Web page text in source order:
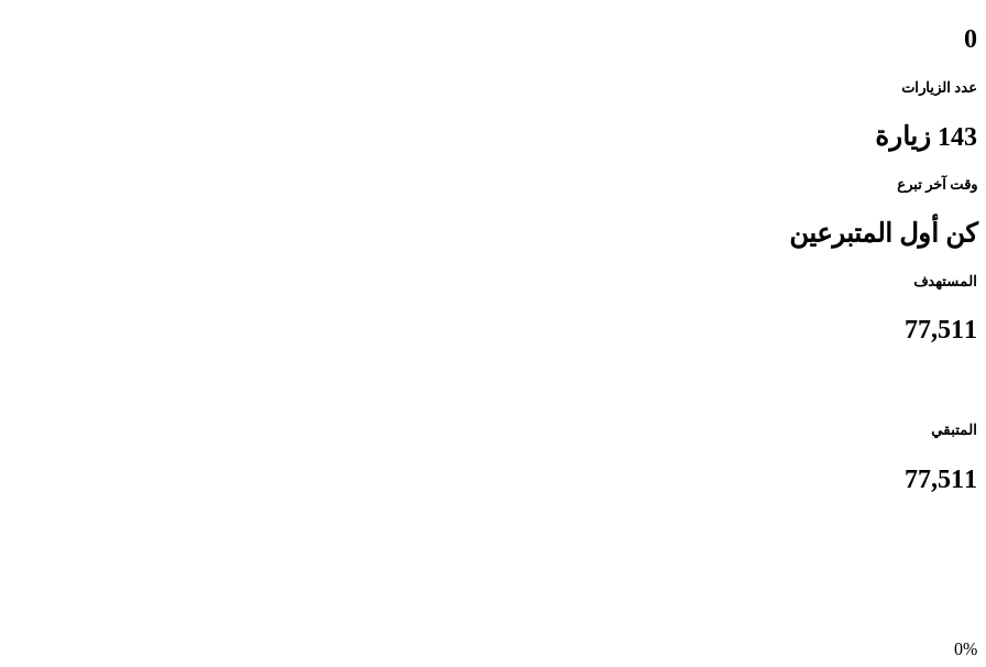
0
عدد الزيارات
143 زيارة
وقت آخر تبرع
كن أول المتبرعين
المستهدف
77,511
المتبقي
77,511
0%